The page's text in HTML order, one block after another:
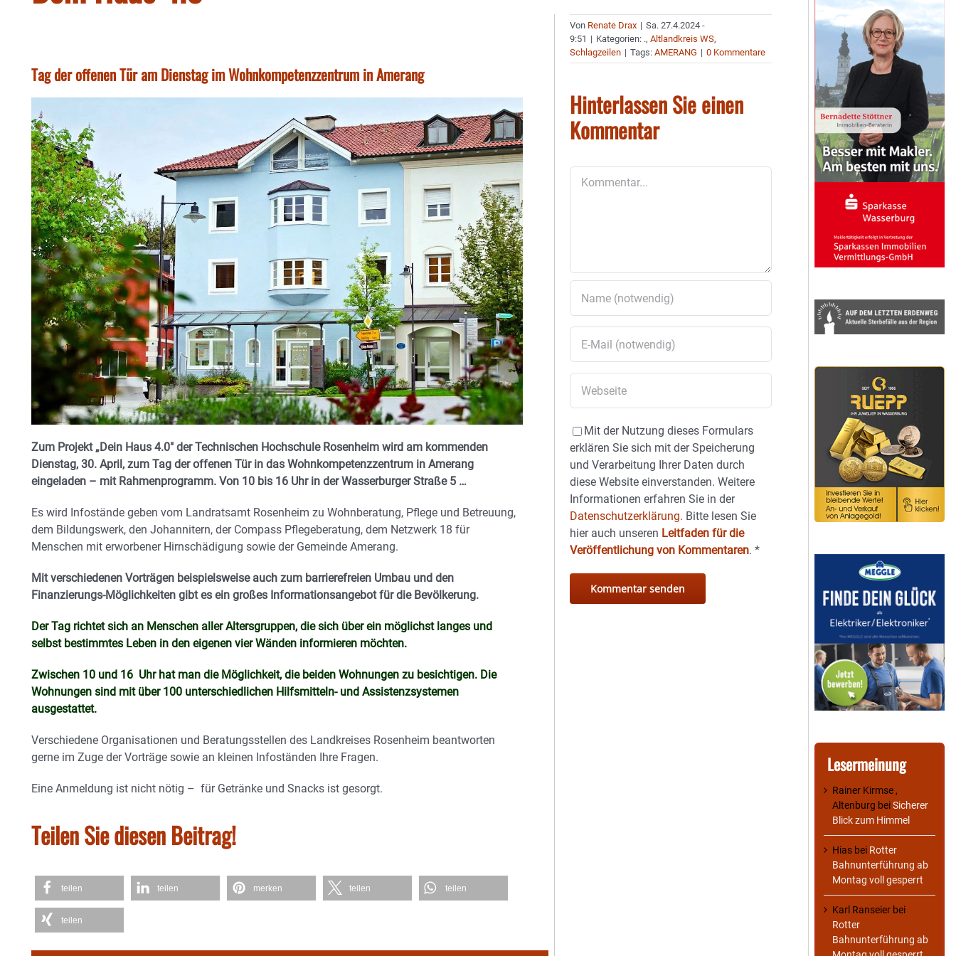
Tag der offenen Tür am Dienstag im Wohnkompetenzzentrum in Amerang
Zum Projekt „Dein Haus 4.0″ der Technischen Hochschule Rosenheim wird am kommenden
Dienstag, 30. April, zum Tag der offenen Tür in das Wohnkompetenzzentrum in Amerang
eingeladen – mit Rahmenprogramm. Von 10 bis 16 Uhr in der Wasserburger Straße 5 …
Es wird Infostände geben vom Landratsamt Rosenheim zu Wohnberatung, Pflege und Betreuung,
dem Bildungswerk, den Johannitern, der Compass Pflegeberatung, dem Netzwerk 18 für
Menschen mit erworbener Hirnschädigung sowie der Gemeinde Amerang.
Mit verschiedenen Vorträgen beispielsweise auch zum barrierefreien Umbau und den
Finanzierungs-Möglichkeiten gibt es ein großes Informationsangebot für die Bevölkerung.
Der Tag richtet sich an Menschen aller Altersgruppen, die sich über ein möglichst langes und
selbst bestimmtes Leben in den eigenen vier Wänden informieren möchten.
Zwischen 10 und 16 Uhr hat man die Möglichkeit, die beiden Wohnungen zu besichtigen. Die
Wohnungen sind mit über 100 unterschiedlichen Hilfsmitteln- und Assistenzsystemen
ausgestattet.
Verschiedene Organisationen und Beratungsstellen des Landkreises Rosenheim beantworten
gerne im Zuge der Vorträge sowie an kleinen Infoständen Ihre Fragen.
Eine Anmeldung ist nicht nötig – für Getränke und Snacks ist gesorgt.
Teilen Sie diesen Beitrag!
teilen teilen merken teilen teilen
teilen
Von Renate Drax | Sa. 27.4.2024 -
9:51 | Kategorien: .,Altlandkreis WS,
Schlagzeilen | Tags:AMERANG | 0 Kommentare
Hinterlassen Sie einen
Kommentar
Mit der Nutzung dieses Formulars
erklären Sie sich mit der Speicherung
und Verarbeitung Ihrer Daten durch
diese Website einverstanden. Weitere
Informationen erfahren Sie in der
Datenschutzerklärung. Bitte lesen Sie
hier auch unseren Leitfaden für die
Veröffentlichung von Kommentaren.*
Lesermeinung
Rainer Kirmse ,
Altenburg beiSicherer
Blick zum Himmel
Hias bei Rotter
Bahnunterführung ab
Montag voll gesperrt
Karl Ranseier bei
Rotter
Bahnunterführung ab